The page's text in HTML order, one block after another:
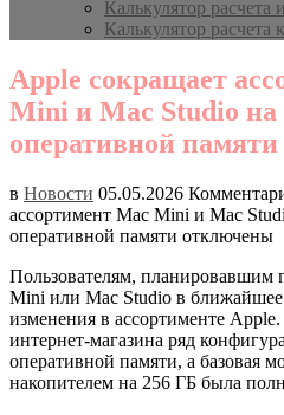
Калькулятор расчета
Калькулятор расчета
Apple сокращает
Mini и Mac Studio
оперативной памяти
в Новости 05.05.2026
ассортимент Mac Mini и Mac
оперативной памяти отключены
Пользователям, планировавшим
Mini или Mac Studio в ближайшее
изменения в ассортименте
интернет-магазина ряд
оперативной памяти, а базовая
накопителем на 256 ГБ была